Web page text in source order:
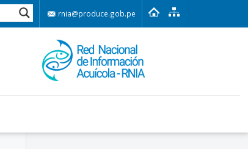
rnia@produce.gob.pe